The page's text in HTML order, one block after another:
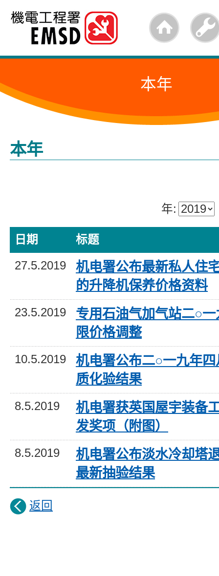
跳
内
的
始
本年
本年
年:
日期 标题
27.5.2019
机电署公布最新私人住
的升降机保养价格资料
23.5.2019
专用石油气加气站二○
限价格调整
10.5.2019
机电署公布二○一九年
质化验结果
8.5.2019
机电署获英国屋宇装备
发奖项（附图）
8.5.2019
机电署公布淡水冷却塔
最新抽验结果
返回